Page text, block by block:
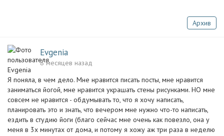
Архив
Evgenia
8 месяцев назад
Я поняла, в чем дело. Мне нравится писать посты, мне нравится
заниматься йогой, мне нравится украшать стены рисунками. НО мне
совсем не нравится - обдумывать то, что я хочу написать,
планировать это и знать, что вечером мне нужно что-то написать,
ездить в студию йоги (благо сейчас мне очень как повезло, она у
меня в 3х минутах от дома, и потому я хожу аж три раза в неделю